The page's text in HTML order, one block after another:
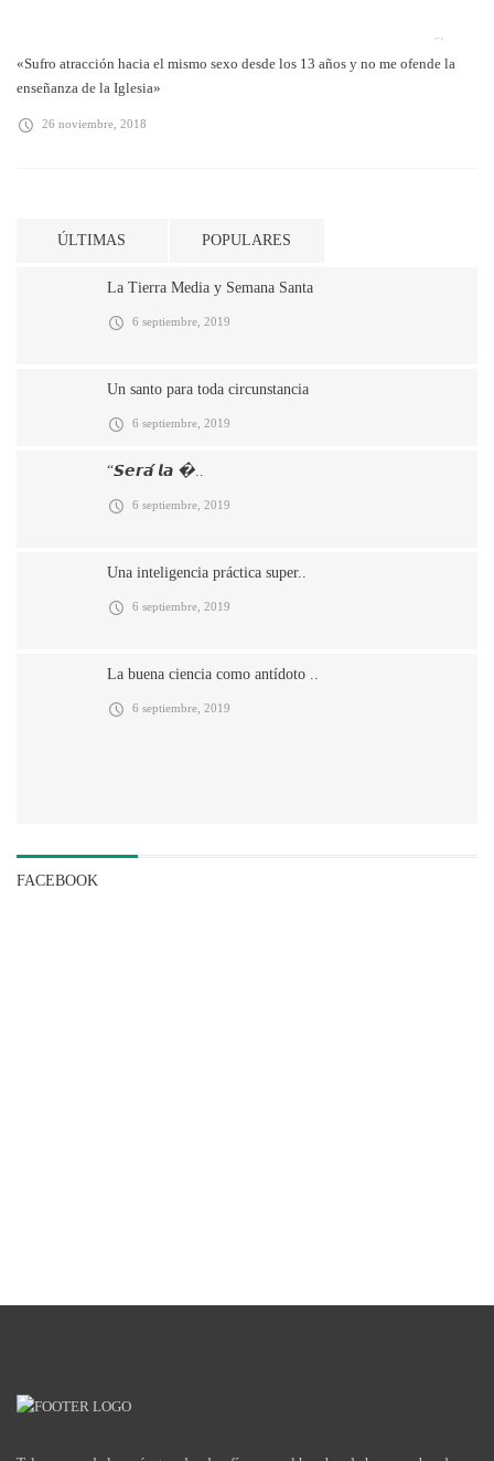
«Sufro atracción hacia el mismo sexo desde los 13 años y no me ofende la
enseñanza de la Iglesia»
26 noviembre, 2018
ÚLTIMAS POPULARES
La Tierra Media y Semana Santa
6 septiembre, 2019
Un santo para toda circunstancia
6 septiembre, 2019
“𝙎𝙚𝙧𝙖́ 𝙡𝙖 �..
6 septiembre, 2019
Una inteligencia práctica super..
6 septiembre, 2019
La buena ciencia como antídoto ..
6 septiembre, 2019
FACEBOOK